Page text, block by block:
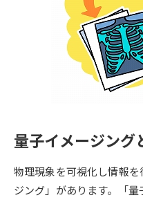
専門学校の資料請求
留学・進学関連、塾・予備校
大学入学共通テスト「受験上の
幼稚園教員資格認定試験
高等学校（情報）教員資格認定
試験
量子イメージング
物理現象を可視化し情報
ジング」があります。「